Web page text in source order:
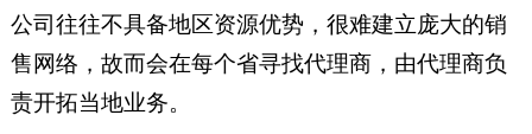
公司往往不具备地区资源优势，很难建立庞大的销
售网络，故而会在每个省寻找代理商，由代理商负
责开拓当地业务。